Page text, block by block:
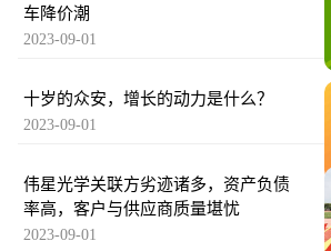
车降价潮
2023-09-01
十岁的众安，增长的动力是什么？
2023-09-01
伟星光学关联方劣迹诸多，资产负债
率高，客户与供应商质量堪忧
2023-09-01